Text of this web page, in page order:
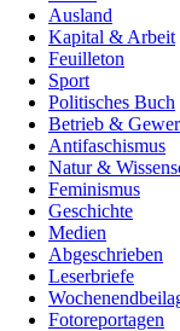
Ausland
Kapital & Arbeit
Feuilleton
Sport
Politisches Buch
Betrieb &
Antifaschismus
Natur &
Feminismus
Geschichte
Medien
Abgeschrieben
Leserbriefe
Fotoreportagen